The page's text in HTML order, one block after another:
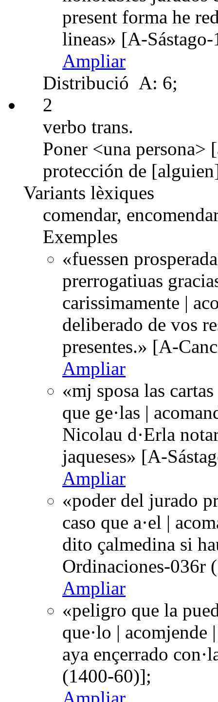
present forma he
lineas» [A-
Ampliar
Distribució A: 6;
2
verbo trans.
Poner <una
protección de
Variants lèxiques
comendar,
Exemples
«fuessen
prerrogatiuas
carissimamente |
deliberado de vos
presentes.» [A-
Ampliar
«mj sposa las
que ge·las |
Nicolau d·Erla
jaqueses» [A-
Ampliar
«poder del jurado
caso que a·el |
dito çalmedina si
Ordinaciones-036r
Ampliar
«peligro que la
que·lo | acomjende
aya ençerrado
(1400-60)];
Ampliar